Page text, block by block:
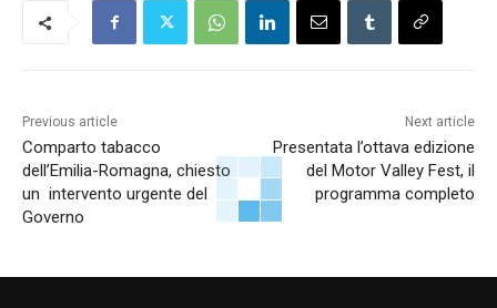
Previous article
Comparto tabacco
dell’Emilia-Romagna, chiesto
un intervento urgente del
Governo
Next article
Presentata l’ottava edizione
del Motor Valley Fest, il
programma completo